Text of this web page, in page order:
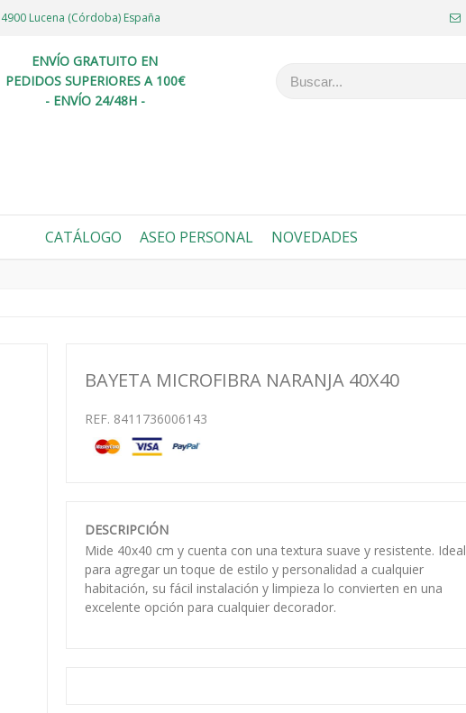
Lucena (Córdoba) España
ENVÍO GRATUITO EN
PEDIDOS SUPERIORES A 100€
- ENVÍO 24/48H -
CATÁLOGO ASEO PERSONAL NOVEDADES
BAYETA MICROFIBRA NARANJA 40X40
REF. 8411736006143
DESCRIPCIÓN
Mide 40x40 cm y cuenta con una textura suave y resistente. Ideal
para agregar un toque de estilo y personalidad a cualquier
habitación, su fácil instalación y limpieza lo convierten en una
excelente opción para cualquier decorador.